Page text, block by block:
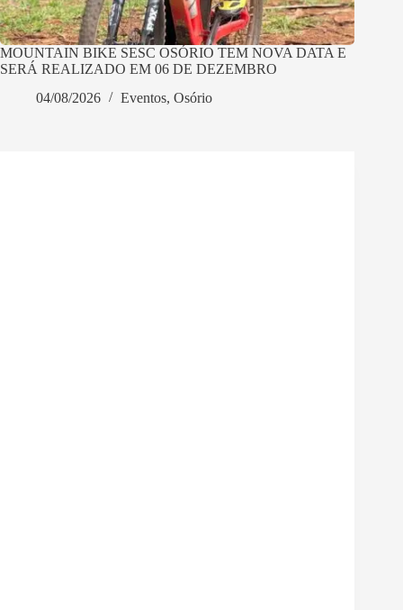
MOUNTAIN BIKE SESC OSÓRIO TEM NOVA DATA E
SERÁ REALIZADO EM 06 DE DEZEMBRO
04/08/2026
Eventos, Osório